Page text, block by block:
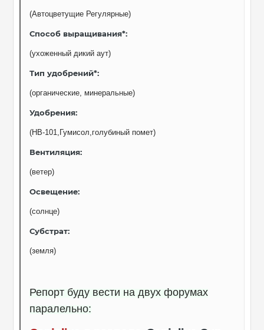
(Автоцветущие Регулярные)
Способ выращивания*:
(ухоженный дикий аут)
Тип удобрений*:
(органические, минеральные)
Удобрения:
(НВ-101,Гумисол,голубиный помет)
Вентиляция:
(ветер)
Освещение:
(солнце)
Субстрат:
(земля)
Репорт буду вести на двух форумах
паралельно: